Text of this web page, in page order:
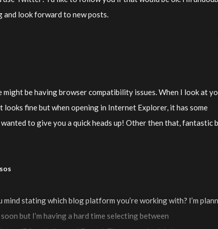
and look forward to new posts.
might be having browser compatibility issues. When I look at
looks fine but when opening in Internet Explorer, it has some
to give you a quick heads up! Other then that, fantastic
mind stating which blog platform you’re working with? I’m
but I’m having a hard time selecting between